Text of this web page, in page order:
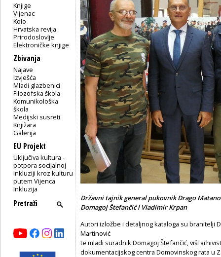
Knjige
Vijenac
Kolo
Hrvatska revija
Prirodoslovlje
Elektroničke knjige
Zbivanja
Najave
Izvješća
Mladi glazbenici
Filozofska škola
Komunikološka
škola
Medijski susreti
Knjižara
Galerija
EU Projekt
Uključiva kultura -
potpora socijalnoj
inkluziji kroz kulturu
putem Vijenca
Inkluzija
Državni tajnik general pukovnik Drago
Domagoj Štefančić i Vladimir Krpan
Autori izložbe i detaljnog kataloga su branitelji
Martinović
te mladi suradnik Domagoj Štefančić, viši
dokumentacijskog centra Domovinskog rata u